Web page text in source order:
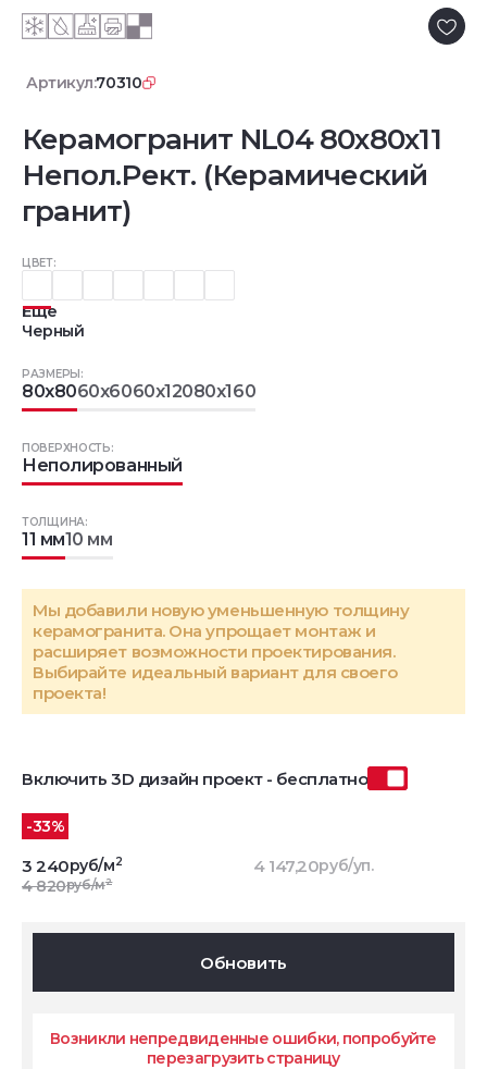
Артикул:70310
Керамогранит NL04 80x80x11
Непол.Рект. (Керамический
гранит)
ЦВЕТ:
Еще
Черный
РАЗМЕРЫ:
80x8060x6060x12080x160
ТОЛЩИНА:
11 мм10 мм
ПОВЕРХНОСТЬ:
Неполированный
Мы добавили новую уменьшенную толщину
керамогранита. Она упрощает монтаж и
расширяет возможности проектирования.
Выбирайте идеальный вариант для своего
проекта!
Включить 3D дизайн проект - бесплатно
-33%
3 240руб/м2
4 820руб/м2
4 147,20руб/уп.
Обновить
Возникли непредвиденные ошибки, попробуйте
перезагрузить страницу